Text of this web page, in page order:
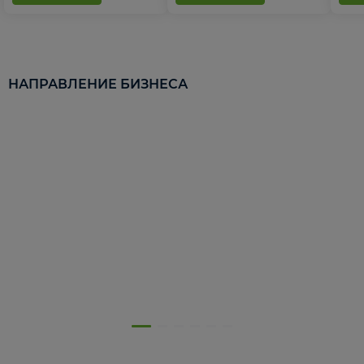
НАПРАВЛЕНИЕ БИЗНЕСА